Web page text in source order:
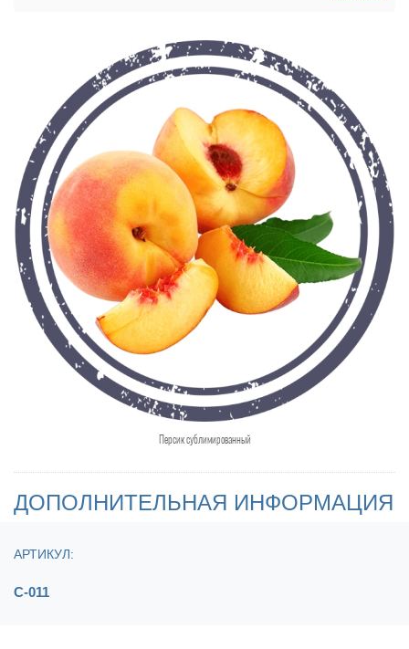
Персик сублимированный
ДОПОЛНИТЕЛЬНАЯ ИНФОРМАЦИЯ
АРТИКУЛ:
С-011